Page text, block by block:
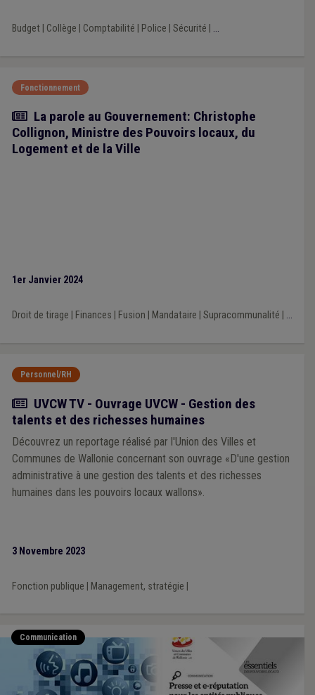
Budget| Collège Comptabilité Police Sécurité ...
Fonctionnement
Article
La parole au Gouvernement: Christophe
Collignon, Ministre des Pouvoirs locaux, du
Logement et de la Ville
1er Janvier 2024
Droit de tirage Finances Fusion Mandataire Supracommunalité ...
Personnel/RH
Actualité
UVCW TV - Ouvrage UVCW - Gestion des
talents et des richesses humaines
Découvrez un reportage réalisé par l'Union des Villes et
Communes de Wallonie concernant son ouvrage «D'une gestion
administrative à une gestion des talents et des richesses
humaines dans les pouvoirs locaux wallons».
3 Novembre 2023
Fonction publique Management, stratégie
Communication